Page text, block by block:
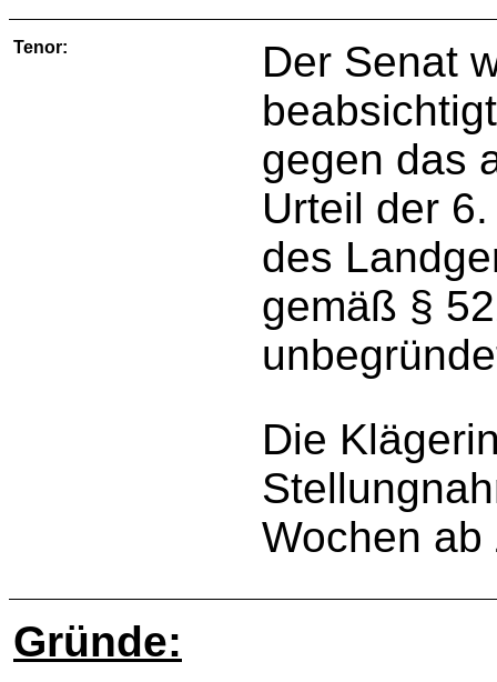
Tenor:
Der Senat
gegen das
Urteil der
des
gemäß §
Die
Wochen
Gründe: